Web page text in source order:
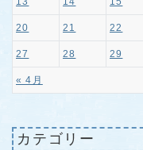
« 4月
20 21 22
27 28 29
カテゴリー